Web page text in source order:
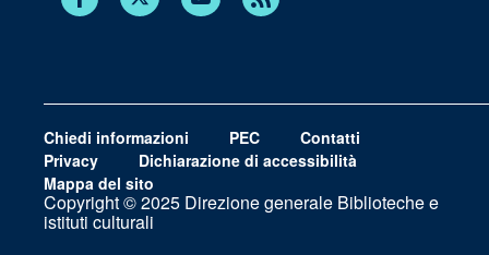
Chiedi informazioni PEC
Contatti
Privacy
Dichiarazione di accessibilità
Mappa del sito
Copyright © 2025 Direzione generale Biblioteche e
istituti culturali